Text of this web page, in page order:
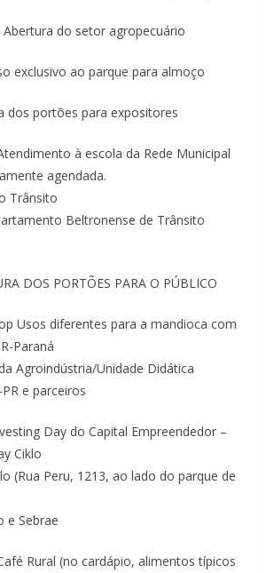
Abertura do setor agropecuário
exclusivo ao parque para almoço
dos portões para expositores
à escola da Rede Municipal
agendada.
Trânsito
Beltronense de Trânsito
DOS PORTÕES PARA O PÚBLICO
Usos diferentes para a mandioca com
Paraná
Agroindústria/Unidade Didática
e parceiros
Day do Capital Empreendedor –
Ciklo
(Rua Peru, 1213, ao lado do parque de
e Sebrae
Rural (no cardápio, alimentos típicos